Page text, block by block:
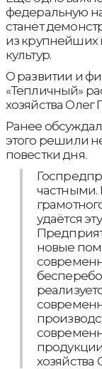
федеральную
станет
из
культур.
О развитии и
«Тепличный»
хозяйства Олег
Ранее
этого решили
повестки дня.
частными.
удаётся
новые
хозяйства